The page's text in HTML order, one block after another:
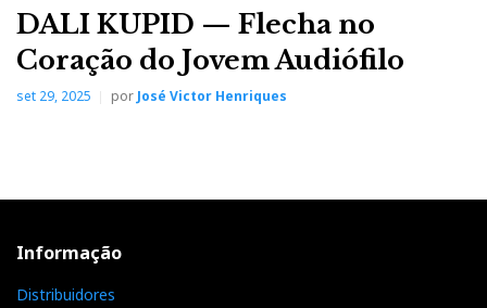
DALI KUPID — Flecha no
Coração do Jovem Audiófilo
set 29, 2025 porJosé Victor Henriques
Informação
Distribuidores